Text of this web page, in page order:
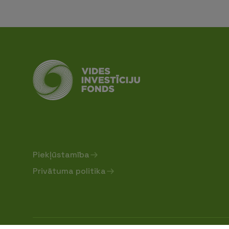
Piekļūstamība
Privātuma politika